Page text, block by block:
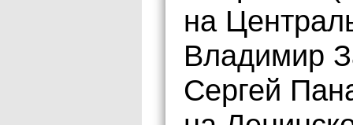
на
Владимир
Сергей